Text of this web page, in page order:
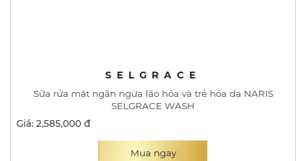
SELGRACE
Sữa rửa mặt ngăn ngừa lão hóa và trẻ hóa da NARIS
SELGRACE WASH
Giá: 2,585,000 đ
Mua ngay